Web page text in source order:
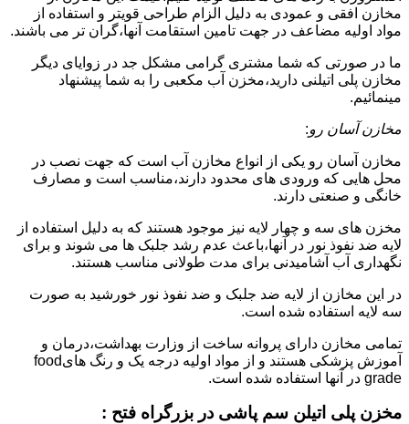
مخازن افقی و عمودی به دلیل الزام طراحی قویتر و استفاده از
مواد اولیه مضاعف در جهت تامین استقامت آنها،گران تر می باشند.
ما در صورتی که شما مشتری گرامی مشکل جد در زوایای دیگر
مخازن پلی اتیلنی دارید،مخزن آب مکعبی را به شما پیشنهاد
مینمائیم.
مخازن آسان رو:
مخازن آسان رو یکی از انواع مخازن آب است که جهت نصب در
محل هایی که ورودی های محدود دارند،مناسب است و مصارف
خانگی و صنعتی دارند.
مخزن های سه و چهار لایه نیز موجود هستند که به دلیل استفاده از
لایه ضد نفوذ نور در آنها،باعث عدم رشد جلبک ها می شوند و برای
نگهداری آب آشامیدنی برای مدت طولانی مناسب هستند.
در این مخازن از لایه ضد جلبک و ضد نفوذ نور خورشید به صورت
سه لایه استفاده شده است.
تمامی مخازن دارای پروانه ساخت از وزارت بهداشت،درمان و
آموزش پزشکی هستند و از مواد اولیه درجه یک و رنگ هایfood
grade در آنها استفاده شده است.
مخزن پلی اتیلن سم پاشی در بزرگراه فتح :